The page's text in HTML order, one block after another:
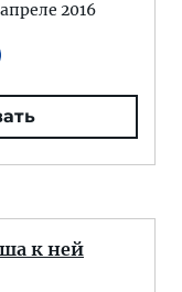
2016
к ней